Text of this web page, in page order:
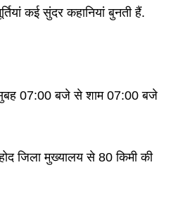
कई सुंदर कहानियां बुनती हैं.
सुबह 07:00 बजे से शाम 07:00 बजे
जिला मुख्यालय से 80 किमी की